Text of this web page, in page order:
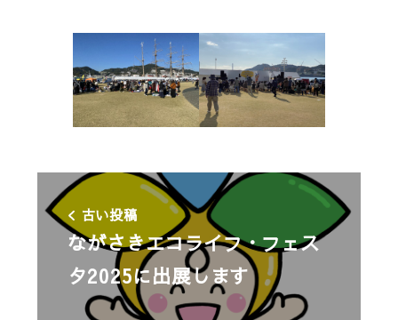
古い投稿
ながさきエコライフ・フェス
タ2025に出展します